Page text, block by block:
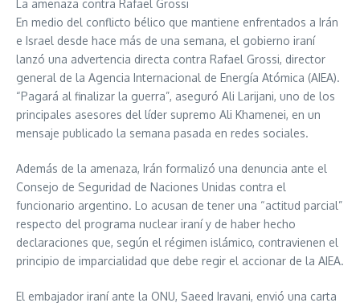
La amenaza contra Rafael Grossi
En medio del conflicto bélico que mantiene enfrentados a Irán
e Israel desde hace más de una semana, el gobierno iraní
lanzó una advertencia directa contra Rafael Grossi, director
general de la Agencia Internacional de Energía Atómica (AIEA).
“Pagará al finalizar la guerra”, aseguró Ali Larijani, uno de los
principales asesores del líder supremo Ali Khamenei, en un
mensaje publicado la semana pasada en redes sociales.
Además de la amenaza, Irán formalizó una denuncia ante el
Consejo de Seguridad de Naciones Unidas contra el
funcionario argentino. Lo acusan de tener una “actitud parcial”
respecto del programa nuclear iraní y de haber hecho
declaraciones que, según el régimen islámico, contravienen el
principio de imparcialidad que debe regir el accionar de la AIEA.
El embajador iraní ante la ONU, Saeed Iravani, envió una carta